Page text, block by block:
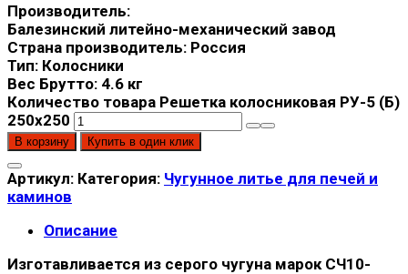
Производитель:
Балезинский литейно-механический завод
Страна производитель: Россия
Тип: Колосники
Вес Брутто: 4.6 кг
Количество товара Решетка колосниковая РУ-5 (Б)
250х250
В корзину Купить в один клик
Артикул: Категория: Чугунное литье для печей и
каминов
Описание
Изготавливается из серого чугуна марок СЧ10-